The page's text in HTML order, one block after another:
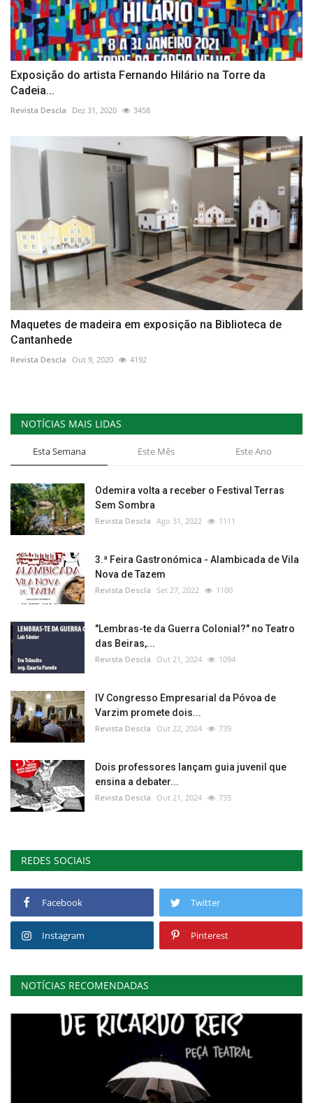
Exposição do artista Fernando Hilário na Torre da
Cadeia...
Revista Descla Dez 31, 2020 3458
Maquetes de madeira em exposição na Biblioteca de
Cantanhede
Revista Descla Out 9, 2020 4192
NOTÍCIAS MAIS LIDAS
Esta Semana Este Mês Este Ano
Odemira volta a receber o Festival Terras
Sem Sombra
Revista Descla Ago 31, 2022 1111
3.ª Feira Gastronómica - Alambicada de Vila
Nova de Tazem
Revista Descla Set 27, 2022 1100
"Lembras-te da Guerra Colonial?" no Teatro
das Beiras,...
Revista Descla Out 21, 2024 1094
IV Congresso Empresarial da Póvoa de
Varzim promete dois...
Revista Descla Out 22, 2024 739
Dois professores lançam guia juvenil que
ensina a debater...
Revista Descla Out 21, 2024 735
REDES SOCIAIS
Facebook Twitter
Instagram Pinterest
NOTÍCIAS RECOMENDADAS